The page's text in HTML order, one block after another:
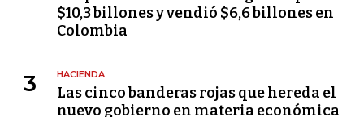
$10,3 billones y vendió $6,6 billones en
Colombia
3 HACIENDA
Las cinco banderas rojas que hereda el
nuevo gobierno en materia económica